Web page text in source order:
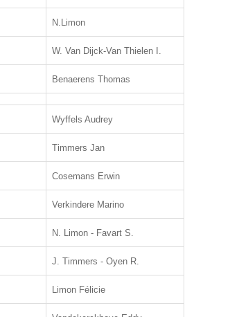
N.Limon
W. Van Dijck-Van Thielen I.
Benaerens Thomas
Wyffels Audrey
Timmers Jan
Cosemans Erwin
Verkindere Marino
N. Limon - Favart S.
J. Timmers - Oyen R.
Limon Félicie